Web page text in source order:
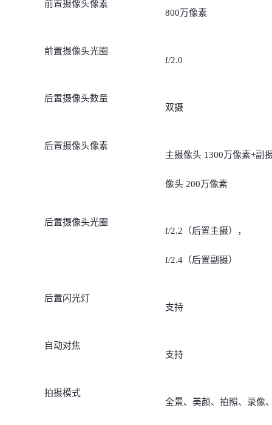
前置摄像头像素
800万像素
前置摄像头光圈
f/2.0
后置摄像头数量
双摄
后置摄像头像素
主摄像头 1300万像素+副
像头 200万像素
后置摄像头光圈
f/2.2（后置主摄），
f/2.4（后置副摄）
后置闪光灯
支持
自动对焦
支持
拍摄模式
全景、美颜、拍照、录像